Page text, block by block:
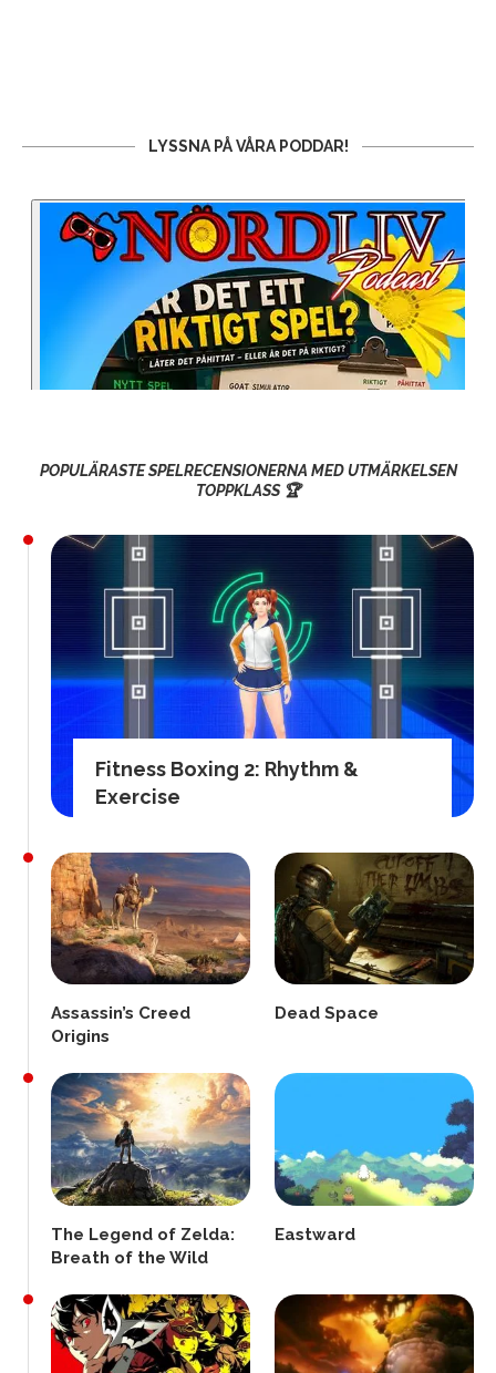
LYSSNA PÅ VÅRA PODDAR!
POPULÄRASTE SPELRECENSIONERNA MED UTMÄRKELSEN
TOPPKLASS 🏆
Fitness Boxing 2: Rhythm &
Exercise
Assassin’s Creed
Origins
Dead Space
The Legend of Zelda:
Breath of the Wild
Eastward